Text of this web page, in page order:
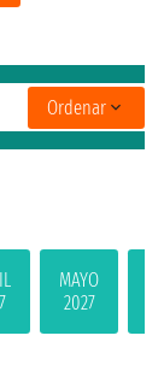
MAYO
2027
Ordenar